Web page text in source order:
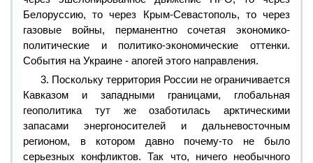
Белоруссию, то через Крым-Севастополь, то через
газовые войны, перманентно сочетая экономико-
политические и политико-экономические оттенки.
События на Украине - апогей этого направления.
3. Поскольку территория России не ограничивается
Кавказом и западными границами, глобальная
геополитика тут же озаботилась арктическими
запасами энергоносителей и дальневосточным
регионом, в котором давно почему-то не было
серьезных конфликтов. Так что, ничего необычного